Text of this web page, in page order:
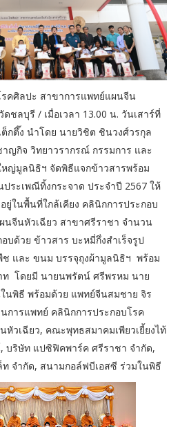
คศิลปะ สาขาการแพทย์แผนจีน
ชลบุรี / เมื่อเวลา 13.00 น. วันเสาร์ที่
กตึ๊ง นำโดย นายวิชิต ชินวงศ์วรกุล
ญกิจ วิทยาวรากรณ์ กรรมการ และ
ญ่มูลนิธิฯ จัดพิธีแจกข้าวสารพร้อม
ประเพณีทิ้งกระจาด ประจำปี 2567 ให้
ยู่ในพื้นที่ใกล้เคียง คลินิกการประกอบ
นจีนหัวเฉียว สาขาศรีราชา จำนวน
บด้วย ข้าวสาร บะหมี่กึ่งสำเร็จรูป
และ ขนม บรรจุถุงผ้ามูลนิธิฯ พร้อม
โดยมี นายนพรัตน์ ศรีพรหม นาย
นพิธี พร้อมด้วย แพทย์จีนสมชาย จิร
การแพทย์ คลินิกการประกอบโรค
วเฉียว, คณะพุทธสมาคมเพียวเยี้ยงไท้
ริษัท แปซิฟิคพาร์ค ศรีราชา จำกัด,
ท จำกัด, สนามกอล์ฟบีเอสซี ร่วมในพิธี